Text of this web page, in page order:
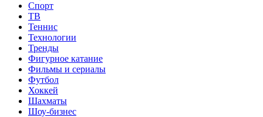
Спорт
ТВ
Теннис
Технологии
Тренды
Фигурное катание
Фильмы и сериалы
Футбол
Хоккей
Шахматы
Шоу-бизнес